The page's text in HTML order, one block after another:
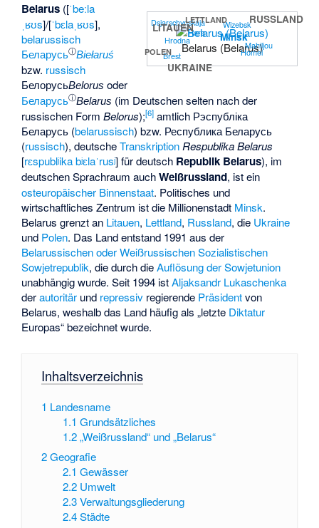
Belarus (Belarus)
Minsk
Brest Homel
Hrodna Mahiljou
Wizebsk
Dsjarschynskaja
Hara
LITAUEN
LETTLAND RUSSLAND
UKRAINE
POLEN
Belarus ([ˈbeːla
ˌʁʊs]/[ˈbɛlaˌʁʊs],
belarussisch
БеларусьⓘBiełaruś
bzw. russisch
БелорусьBelorus oder
БеларусьⓘBelarus (im Deutschen selten nach der
russischen FormBelorus);[6] amtlich Рэспубліка
Беларусь (belarussisch) bzw. Республика Беларусь
(russisch), deutscheTranskription Respublika Belarus
[rɛspublʲika bʲɛlaˈrusʲ] für deutsch Republik Belarus), im
deutschen Sprachraum auchWeißrussland, ist ein
osteuropäischer Binnenstaat. Politisches und
wirtschaftliches Zentrum ist die Millionenstadt Minsk.
Belarus grenzt an Litauen, Lettland, Russland, die Ukraine
und Polen. Das Land entstand 1991 aus der
Belarussischen oder Weißrussischen Sozialistischen
Sowjetrepublik, die durch dieAuflösung der Sowjetunion
unabhängig wurde. Seit 1994 istAljaksandr Lukaschenka
derautoritär und repressiv regierende Präsidentvon
Belarus, weshalb das Land häufig als „letzte Diktatur
Europas“ bezeichnet wurde.
Inhaltsverzeichnis
1 Landesname
1.1 Grundsätzliches
1.2 „Weißrussland“ und „Belarus“
2Geografie
2.1 Gewässer
2.2 Umwelt
2.3 Verwaltungsgliederung
2.4 Städte